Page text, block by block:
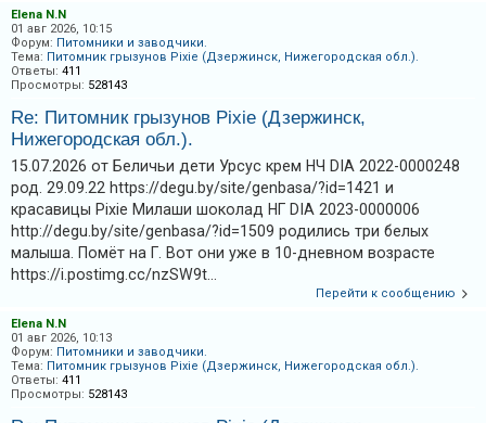
т
р
а
и
я
Т
е
м
б
е
з
о
Elena N.N
01 авг 2026, 10:15
Форум: Питомники и заводчики.
Тема: Питомник грызунов Pixie (Дзержинск, Нижегородская обл.).
Ответы: 411
Просмотры: 528143
Re: Питомник грызунов Pixie (Дзержинск,
Нижегородская обл.).
15.07.2026 от Беличьи дети Урсус крем НЧ DIA 2022-0000248
род. 29.09.22 https://degu.by/site/genbasa/?id=1421 и
красавицы Pixie Милаши шоколад НГ DIA 2023-0000006
http://degu.by/site/genbasa/?id=1509 родились три белых
малыша. Помёт на Г. Вот они уже в 10-дневном возрасте
https://i.postimg.cc/nzSW9t...
Перейти к сообщению
Elena N.N
01 авг 2026, 10:13
Форум: Питомники и заводчики.
Тема: Питомник грызунов Pixie (Дзержинск, Нижегородская обл.).
Ответы: 411
Просмотры: 528143